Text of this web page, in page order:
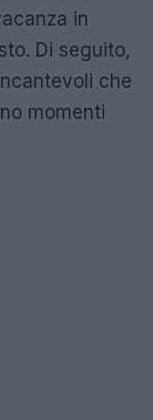
in
Di seguito,
che
momenti